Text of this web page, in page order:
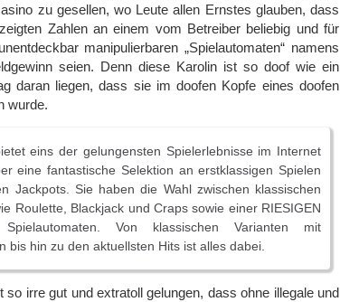
zu gesellen, wo Leute allen Ernstes glauben, dass
Zahlen an einem vom Betreiber beliebig und für
manipulierbaren „Spielautomaten“ namens
seien. Denn diese Karolin ist so doof wie ein
daran liegen, dass sie im doofen Kopfe eines doofen
wurde.
eins der gelungensten Spielerlebnisse im Internet
eine fantastische Selektion an erstklassigen Spielen
Jackpots. Sie haben die Wahl zwischen klassischen
Roulette, Blackjack und Craps sowie einer RIESIGEN
Von klassischen Varianten mit
bis hin zu den aktuellsten Hits ist alles dabei.
so irre gut und extratoll gelungen, dass ohne illegale und